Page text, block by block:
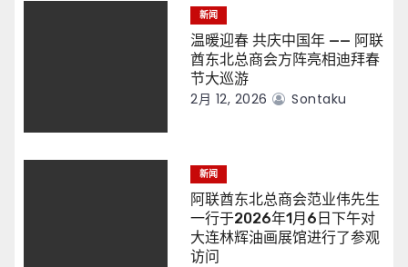
新闻
温暖迎春 共庆中国年 —— 阿联
酋东北总商会方阵亮相迪拜春
节大巡游
2月 12, 2026 Sontaku
新闻
阿联酋东北总商会范业伟先生
一行于2026年1月6日下午对
大连林辉油画展馆进行了参观
访问